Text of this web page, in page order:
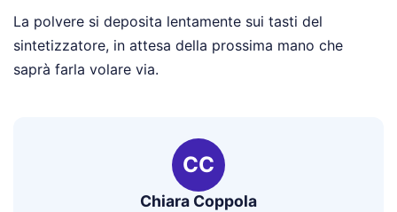
La polvere si deposita lentamente sui tasti del
sintetizzatore, in attesa della prossima mano che
saprà farla volare via.
CC
Chiara Coppola